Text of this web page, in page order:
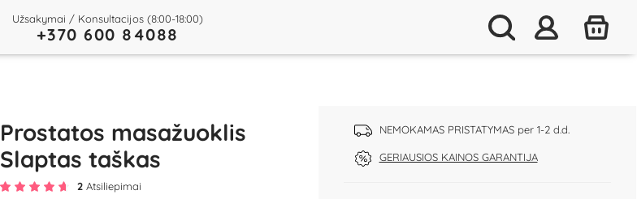
Užsakymai / Konsultacijos (8:00-18:00)
+370 600 84088
Prostatos masažuoklis
Slaptas taškas
2 Atsiliepimai
NEMOKAMAS PRISTATYMAS per 1-2 d.d.
GERIAUSIOS KAINOS GARANTIJA